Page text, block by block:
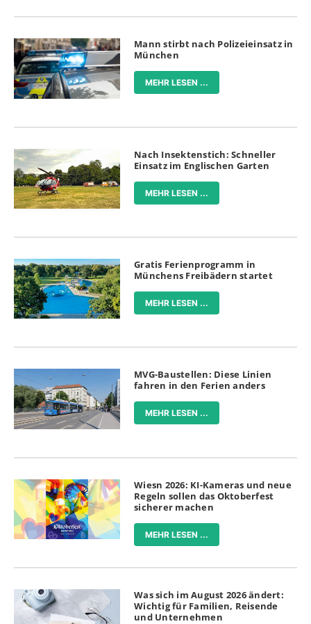
Mann stirbt nach Polizeieinsatz in
München
MEHR LESEN ...
Nach Insektenstich: Schneller
Einsatz im Englischen Garten
MEHR LESEN ...
Gratis Ferienprogramm in
Münchens Freibädern startet
MEHR LESEN ...
MVG-Baustellen: Diese Linien
fahren in den Ferien anders
MEHR LESEN ...
Wiesn 2026: KI-Kameras und neue
Regeln sollen das Oktoberfest
sicherer machen
MEHR LESEN ...
Was sich im August 2026 ändert:
Wichtig für Familien, Reisende
und Unternehmen